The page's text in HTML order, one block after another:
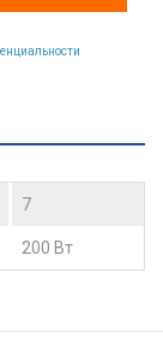
7
200 Вт